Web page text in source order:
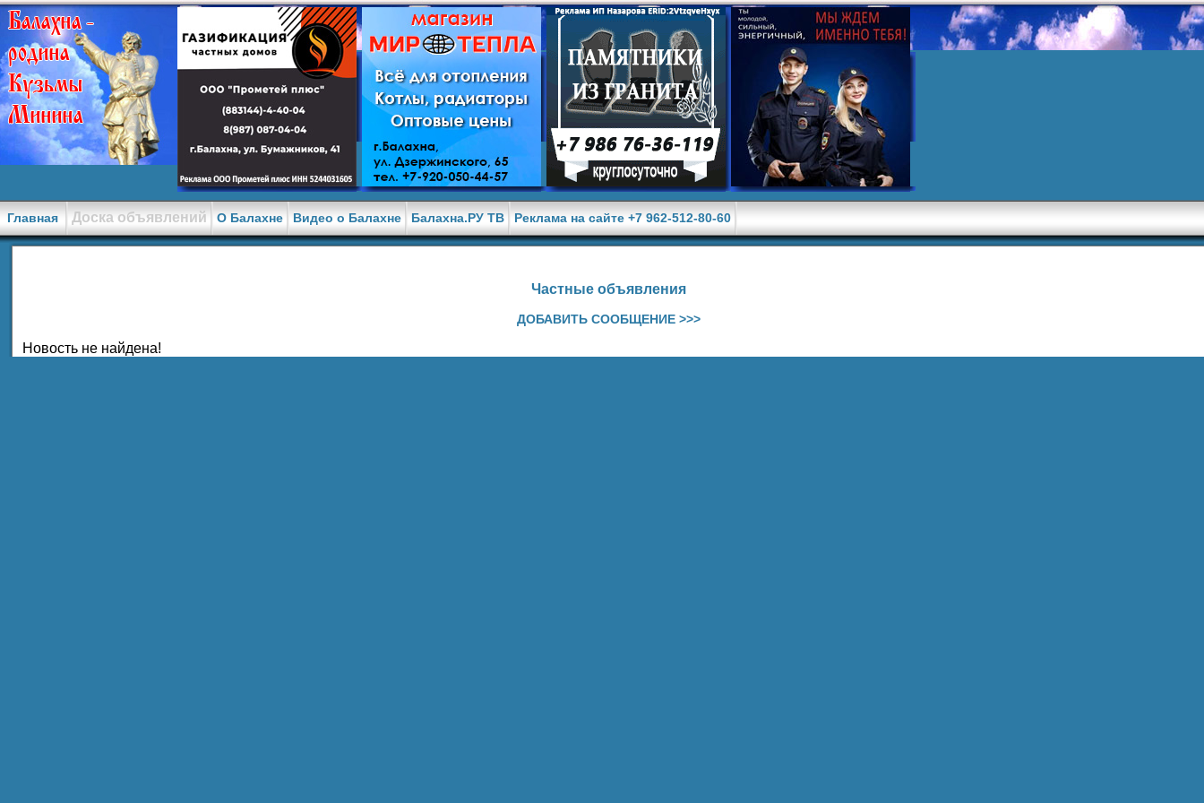
Главная Доска объявлений О Балахне Видео о Балахне Балахна.РУ ТВ Реклама на сайте +7 962-512-80-60
Частные объявления
ДОБАВИТЬ СООБЩЕНИЕ >>>
Новость не найдена!